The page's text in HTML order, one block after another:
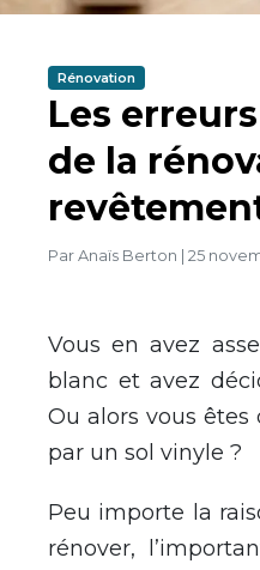
Rénovation
Les
de la
Par Anaïs Berton 25
Vous en avez
blanc et avez
Ou alors vous
par un sol vinyle ?
Peu importe la
rénover,